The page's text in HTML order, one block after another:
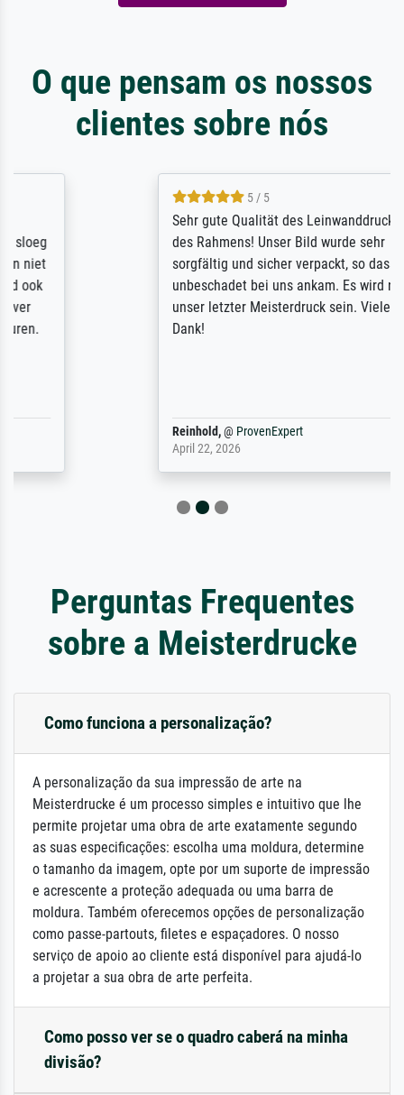
O que pensam os nossos
clientes sobre nós
Sehr gute Qualität des Leinwanddrucks und
des Rahmens! Unser Bild wurde sehr
sorgfältig und sicher verpackt, so dass es
unbeschadet bei uns ankam. Es wird nicht
unser letzter Meisterdruck sein. Vielen
ProvenExpert
Perguntas Frequentes
sobre a Meisterdrucke
Como funciona a personalização?
A personalização da sua impressão de arte na
Meisterdrucke é um processo simples e intuitivo que lhe
permite projetar uma obra de arte exatamente segundo
as suas especificações: escolha uma moldura, determine
o tamanho da imagem, opte por um suporte de impressão
e acrescente a proteção adequada ou uma barra de
moldura. Também oferecemos opções de personalização
como passe-partouts, filetes e espaçadores. O nosso
serviço de apoio ao cliente está disponível para ajudá-lo
a projetar a sua obra de arte perfeita.
Como posso ver se o quadro caberá na minha
divisão?